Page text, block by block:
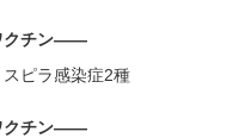
クチン――
ピラ感染症2種
クチン――